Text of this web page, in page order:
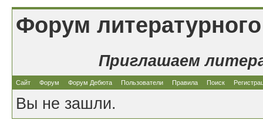
Форум
Приглашаем
Сайт Форум Форум Дебюта Пользователи Правила Поиск
Вы не зашли.